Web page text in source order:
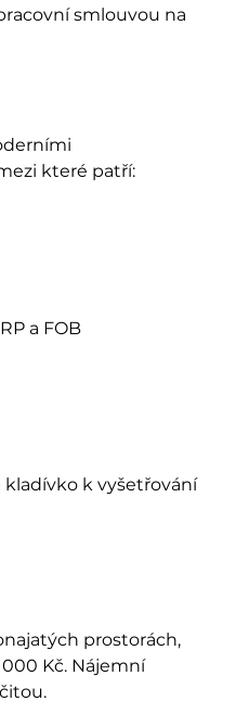
smlouvou na
které patří:
a FOB
kladívko k vyšetřování
prostorách,
Kč. Nájemní